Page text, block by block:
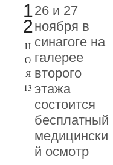
1
2
Н
О
Я
13
26 и 27
ноября в
синагоге на
галерее
второго
этажа
состоится
бесплатный
медицински
й осмотр